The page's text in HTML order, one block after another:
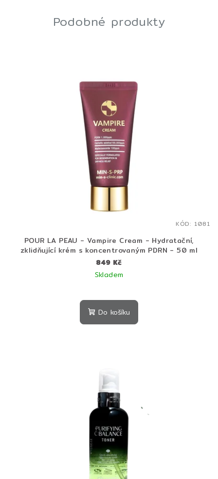
Podobné produkty
POUR LA PEAU - Vampire Cream - Hydratační,
zklidňující krém s koncentrovaným PDRN - 50 ml
849 Kč
Skladem
Do košíku
KÓD: 1081